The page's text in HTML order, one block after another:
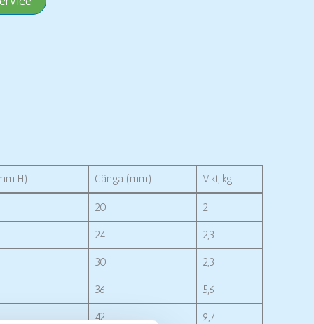
H) Gänga (mm) Vikt, kg
20 2
24 2,3
30 2,3
36 5,6
42 9,7